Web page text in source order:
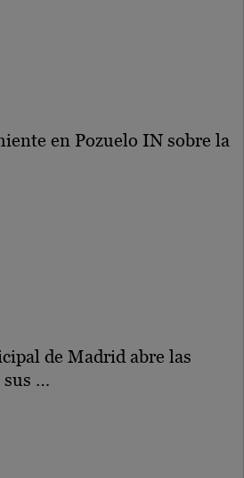
en Pozuelo IN sobre la
de Madrid abre las
sus …